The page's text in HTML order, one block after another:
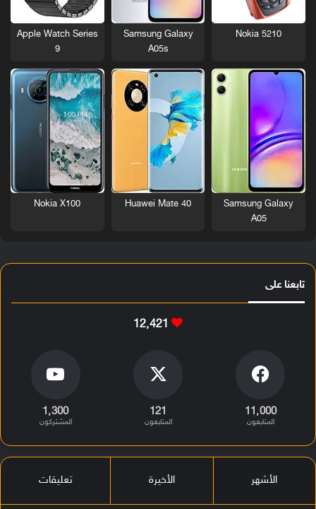
Nokia 5210
Samsung Galaxy
A05s
Apple Watch Series
9
Samsung Galaxy
A05
Huawei Mate 40
Nokia X100
تابعنا على
12٬421
11٬000
المتابعون
121
المتابعون
1٬300
المشتركون
الأشهر الأخيرة تعليقات